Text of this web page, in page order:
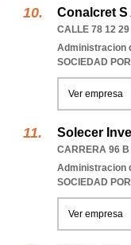
Conalcret S
CALLE 78 12
Administracion
SOCIEDAD
Ver empresa
Solecer
CARRERA 96
Administracion
SOCIEDAD
Ver empresa